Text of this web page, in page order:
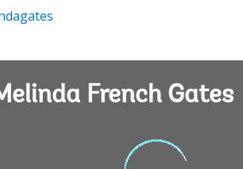
French Gates